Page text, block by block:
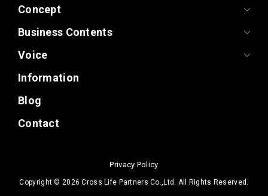
Concept
Business Contents
Voice
Information
Blog
Contact
Privacy Policy
Copyright © 2026 Cross Life Partners Co.,Ltd. All Rights Reserved.